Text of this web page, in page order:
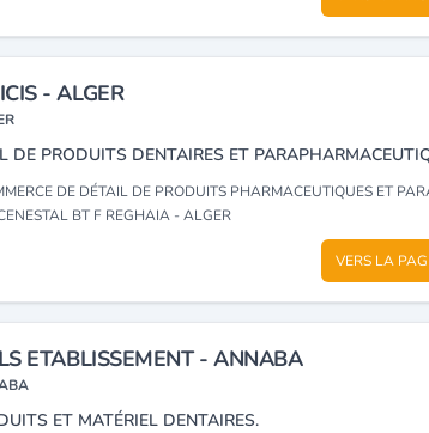
- ALGER
DE PRODUITS DENTAIRES ET
DÉTAIL DE PRODUITS PHARMACEUTIQUES ET PARAPHARMACEUTIQUES, APPAREILS, MATÉRIELS ET INSTRUMENTS MÉDICO-CHIRURGICAUX, LEURS ACCESSOIRES, PIÈCES DÉTACHÉES
BT F REGHAIA - ALGER
VERS LA
ETABLISSEMENT - ANNABA
ET MATÉRIEL DENTAIRES.